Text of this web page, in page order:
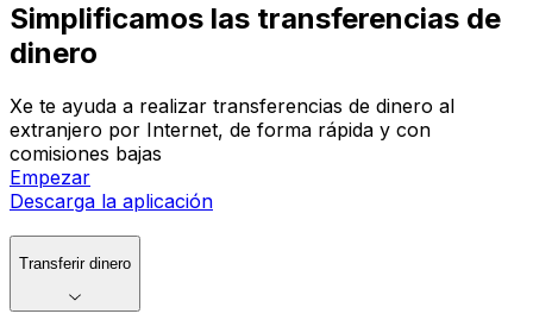
Simplificamos las transferencias de
dinero
Xe te ayuda a realizar transferencias de dinero al
extranjero por Internet, de forma rápida y con
comisiones bajas
Empezar
Descarga la aplicación
Transferir dinero